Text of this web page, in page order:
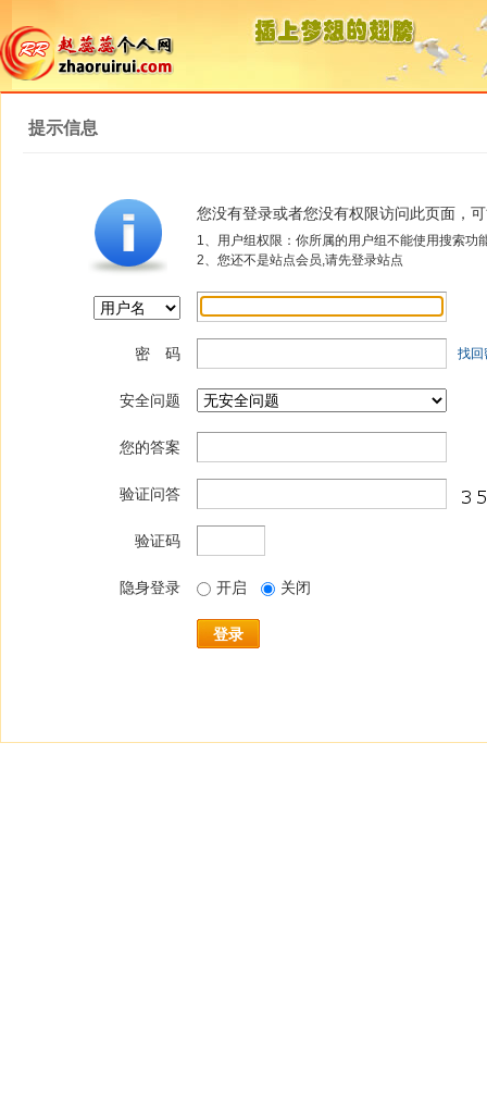
提示信息
您没有登录或者您没有权限访问此页面，
1、用户组权限：你所属的用户组不能使用搜索功
2、您还不是站点会员,请先登录站点
密 码 找回
安全问题
您的答案
验证问答
验证码
隐身登录 开启 关闭
登录